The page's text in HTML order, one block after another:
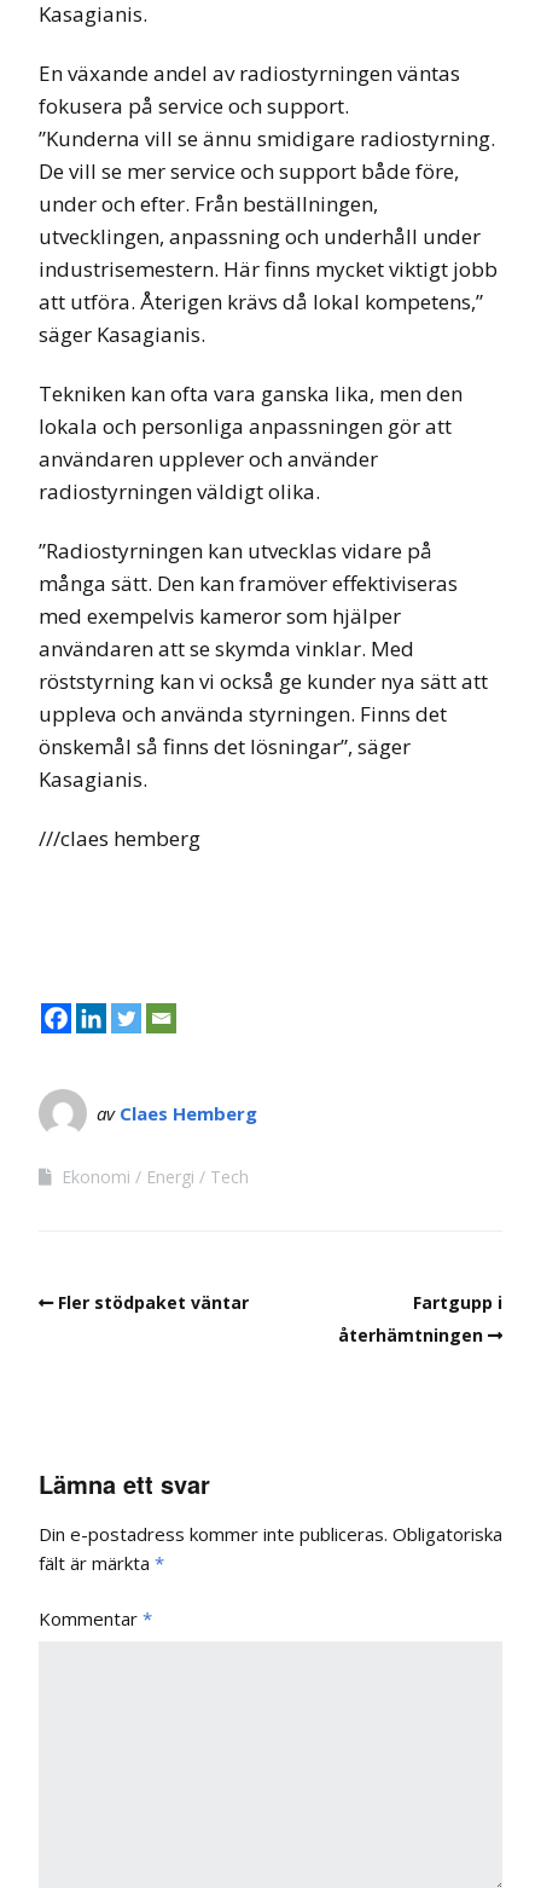
Kasagianis.
En växande andel av radiostyrningen väntas
fokusera på service och support.
”Kunderna vill se ännu smidigare radiostyrning.
De vill se mer service och support både före,
under och efter. Från beställningen,
utvecklingen, anpassning och underhåll under
industrisemestern. Här finns mycket viktigt jobb
att utföra. Återigen krävs då lokal kompetens,”
säger Kasagianis.
Tekniken kan ofta vara ganska lika, men den
lokala och personliga anpassningen gör att
användaren upplever och använder
radiostyrningen väldigt olika.
”Radiostyrningen kan utvecklas vidare på
många sätt. Den kan framöver effektiviseras
med exempelvis kameror som hjälper
användaren att se skymda vinklar. Med
röststyrning kan vi också ge kunder nya sätt att
uppleva och använda styrningen. Finns det
önskemål så finns det lösningar”, säger
Kasagianis.
///claes hemberg
av Claes Hemberg
Ekonomi Energi Tech
Fler stödpaket väntar
Fartgupp i
återhämtningen
Lämna ett svar
Din e-postadress kommer inte publiceras. Obligatoriska
fält är märkta *
Kommentar *